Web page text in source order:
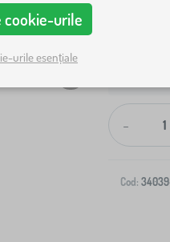
Livrare la
-
Cod:
cookie-urile
urile esențiale